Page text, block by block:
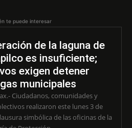
te puede interesar
de la laguna de
es insuficiente;
exigen detener
municipales
Ciudadanos, comunidades y
realizaron este lunes 3 de
simbólica de las oficinas de la